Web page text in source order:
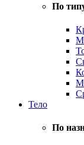
По
Тело
По